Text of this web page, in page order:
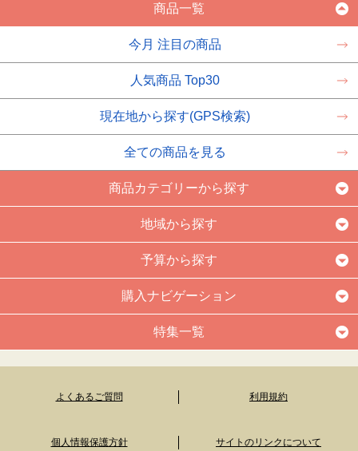
商品一覧
今月 注目の商品
人気商品 Top30
現在地から探す(GPS検索)
全ての商品を見る
商品カテゴリーから探す
地域から探す
予算から探す
購入ナビゲーション
特集一覧
よくあるご質問 利用規約
個人情報保護方針 サイトのリンクについて